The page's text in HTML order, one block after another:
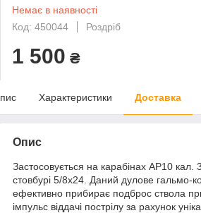
Немає в наявності
Код: 450044
Роздріб
1 500 ₴
Характеристики Доставка
Опис
Застосовується на карабінах АР10 кал.
стовбурі 5/8х24. Даний дулове гальмо-
ефективно прибирає подброс ствола при
імпульс віддачі пострілу за рахунок